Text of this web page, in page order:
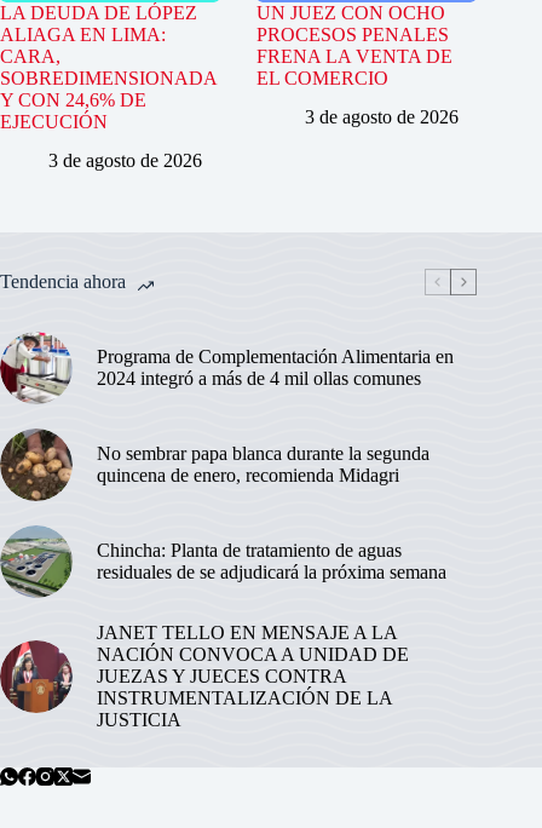
LA DEUDA DE LÓPEZ
ALIAGA EN LIMA:
CARA,
SOBREDIMENSIONADA
Y CON 24,6% DE
EJECUCIÓN
3 de agosto de 2026
UN JUEZ CON OCHO
PROCESOS PENALES
FRENA LA VENTA DE
EL COMERCIO
3 de agosto de 2026
Tendencia ahora
Programa de Complementación Alimentaria en
2024 integró a más de 4 mil ollas comunes
No sembrar papa blanca durante la segunda
quincena de enero, recomienda Midagri
Chincha: Planta de tratamiento de aguas
residuales de se adjudicará la próxima semana
JANET TELLO EN MENSAJE A LA
NACIÓN CONVOCA A UNIDAD DE
JUEZAS Y JUECES CONTRA
INSTRUMENTALIZACIÓN DE LA
JUSTICIA